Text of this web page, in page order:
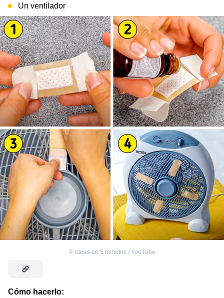
Un ventilador
© Ideas en 5 minutos / YouTube
Cómo hacerlo: